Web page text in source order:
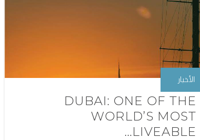
الأخبار
DUBAI: ONE OF THE
WORLD’S MOST
LIVEABLE...